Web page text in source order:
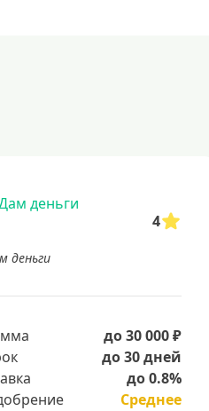
4
деньги
до 30 000 ₽
до 30 дней
до 0.8%
Среднее